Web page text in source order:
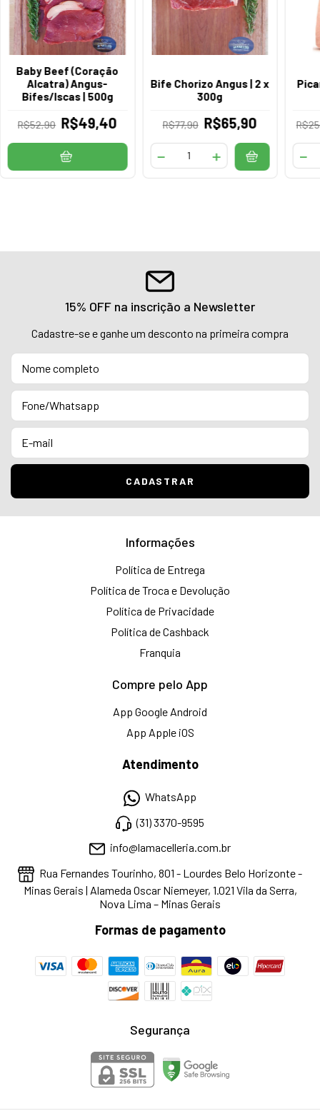
Baby Beef (Coração
Alcatra) Angus-
Bifes/Iscas | 500g
R$52,90 R$49,40
Bife Chorizo Angus | 2 x
300g
R$77,90 R$65,90
15% OFF na inscrição a Newsletter
Cadastre-se e ganhe um desconto na primeira compra
Informações
Política de Entrega
Política de Troca e Devolução
Política de Privacidade
Política de Cashback
Franquia
Compre pelo App
App Google Android
App Apple iOS
Atendimento
WhatsApp
(31) 3370-9595
info@lamacelleria.com.br
Rua Fernandes Tourinho, 801 - Lourdes Belo Horizonte -
Minas Gerais | Alameda Oscar Niemeyer, 1.021 Vila da Serra,
Nova Lima – Minas Gerais
Formas de pagamento
Segurança